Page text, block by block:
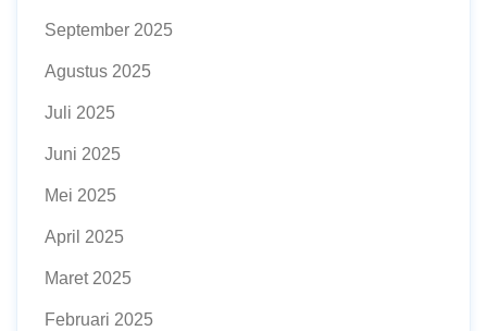
September 2025
Agustus 2025
Juli 2025
Juni 2025
Mei 2025
April 2025
Maret 2025
Februari 2025